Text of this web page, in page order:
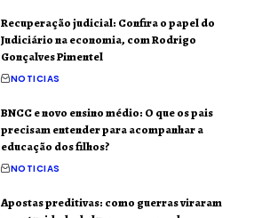
Recuperação judicial: Confira o papel do
Judiciário na economia, com Rodrigo
Gonçalves Pimentel
NOTICIAS
BNCC e novo ensino médio: O que os pais
precisam entender para acompanhar a
educação dos filhos?
NOTICIAS
Apostas preditivas: como guerras viraram